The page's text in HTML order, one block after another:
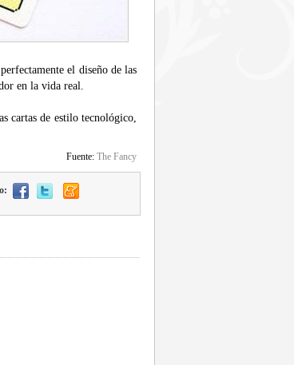
el diseño de las
en la vida real.
cartas de estilo tecnológico,
Fuente: The Fancy